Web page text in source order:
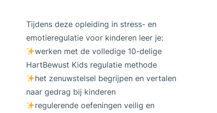
Tijdens deze opleiding in stress- en
emotieregulatie voor kinderen leer je:
werken met de volledige 10-delige
HartBewust Kids regulatie methode
het zenuwstelsel begrijpen en vertalen
naar gedrag bij kinderen
regulerende oefeningen veilig en